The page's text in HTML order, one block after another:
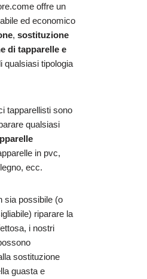
offre un
ed economico
, sostituzione
di tapparelle e
qualsiasi tipologia
tapparellisti sono
qualsiasi
in pvc,
ecc.
sia possibile (o
riparare la
i nostri
sostituzione
guasta e